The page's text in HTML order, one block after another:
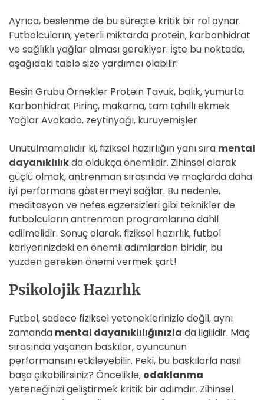
Ayrıca, beslenme de bu süreçte kritik bir rol oynar.
Futbolcuların, yeterli miktarda protein, karbonhidrat
ve sağlıklı yağlar alması gerekiyor. İşte bu noktada,
aşağıdaki tablo size yardımcı olabilir:
Besin Grubu Örnekler Protein Tavuk, balık, yumurta
Karbonhidrat Pirinç, makarna, tam tahıllı ekmek
Yağlar Avokado, zeytinyağı, kuruyemişler
Unutulmamalıdır ki, fiziksel hazırlığın yanı sıra mental
dayanıklılıkda oldukça önemlidir. Zihinsel olarak
güçlü olmak, antrenman sırasında ve maçlarda daha
iyi performans göstermeyi sağlar. Bu nedenle,
meditasyon ve nefes egzersizleri gibi teknikler de
futbolcuların antrenman programlarına dahil
edilmelidir. Sonuç olarak, fiziksel hazırlık, futbol
kariyerinizdeki en önemli adımlardan biridir; bu
yüzden gereken önemi vermek şart!
Psikolojik Hazırlık
Futbol, sadece fiziksel yeteneklerinizle değil, aynı
zamanda mental dayanıklılığınızla da ilgilidir. Maç
sırasında yaşanan baskılar, oyuncunun
performansını etkileyebilir. Peki, bu baskılarla nasıl
başa çıkabilirsiniz? Öncelikle, odaklanma
yeteneğinizi geliştirmek kritik bir adımdır. Zihinsel